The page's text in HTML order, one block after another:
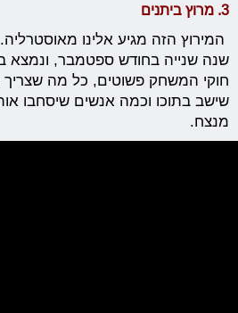
3. מרוץ ביתנים
המירוץ הזה מגיע אלינו
חוקי המשחק פשוטים, כל מה שצריך
שישב בתוכו וכמה אנשים שיסחבו
מנצח.